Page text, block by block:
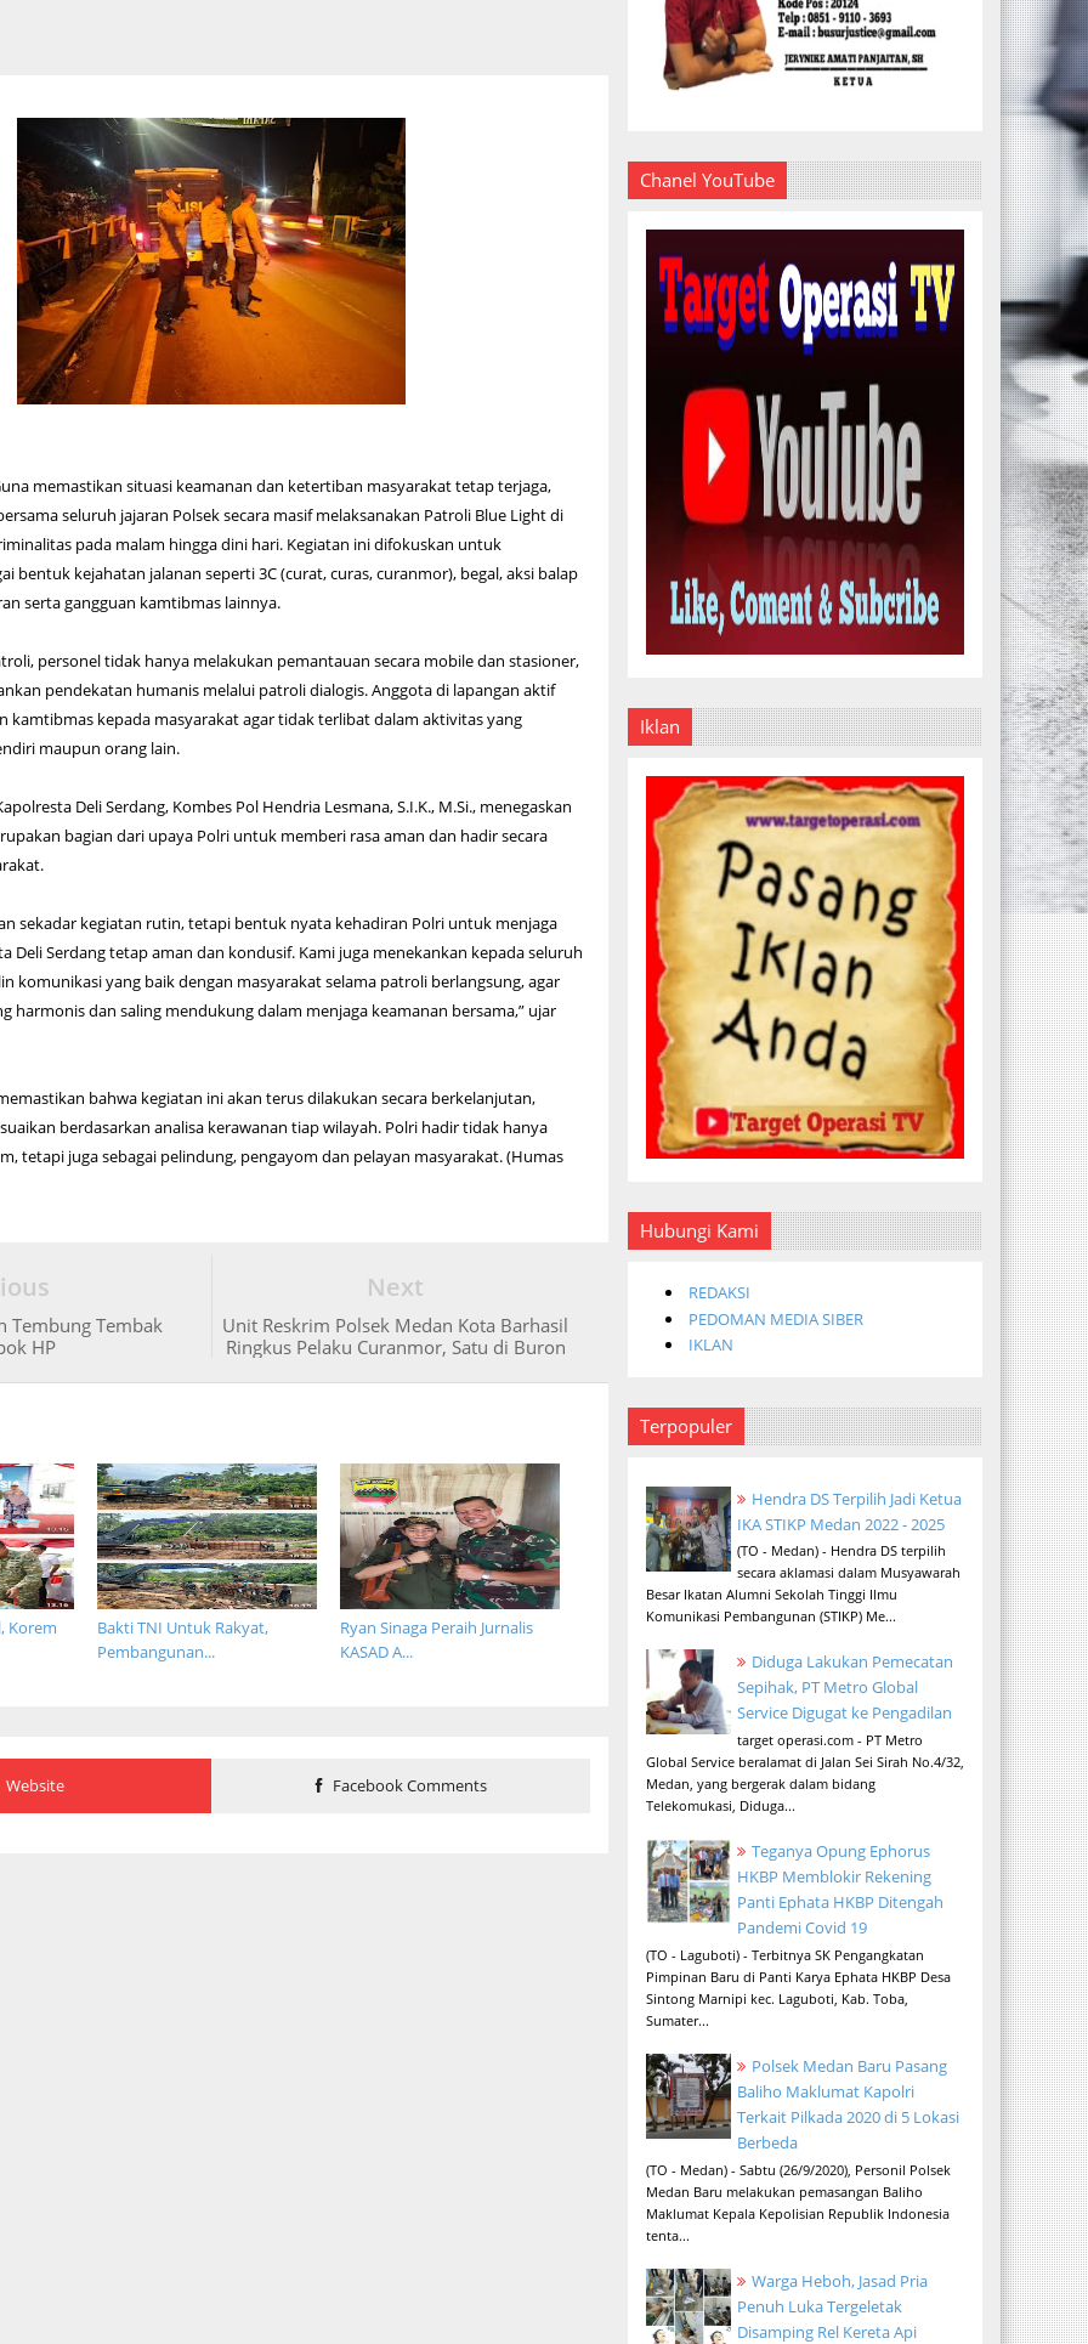
memastikan situasi keamanan dan ketertiban masyarakat tetap terjaga,
seluruh jajaran Polsek secara masif melaksanakan Patroli Blue Light di
pada malam hingga dini hari. Kegiatan ini difokuskan untuk
bentuk kejahatan jalanan seperti 3C (curat, curas, curanmor), begal, aksi balap
serta gangguan kamtibmas lainnya.
personel tidak hanya melakukan pemantauan secara mobile dan stasioner,
pendekatan humanis melalui patroli dialogis. Anggota di lapangan aktif
kamtibmas kepada masyarakat agar tidak terlibat dalam aktivitas yang
maupun orang lain.
Deli Serdang, Kombes Pol Hendria Lesmana, S.I.K., M.Si., menegaskan
bagian dari upaya Polri untuk memberi rasa aman dan hadir secara
sekadar kegiatan rutin, tetapi bentuk nyata kehadiran Polri untuk menjaga
Deli Serdang tetap aman dan kondusif. Kami juga menekankan kepada seluruh
komunikasi yang baik dengan masyarakat selama patroli berlangsung, agar
harmonis dan saling mendukung dalam menjaga keamanan bersama,” ujar
bahwa kegiatan ini akan terus dilakukan secara berkelanjutan,
berdasarkan analisa kerawanan tiap wilayah. Polri hadir tidak hanya
tetapi juga sebagai pelindung, pengayom dan pelayan masyarakat. (Humas
Next
Unit Reskrim Polsek Medan Kota Barhasil
Ringkus Pelaku Curanmor, Satu di Buron
Tembung Tembak
HP
Ryan Sinaga Peraih Jurnalis
KASAD A...
Bakti TNI Untuk Rakyat,
Pembangunan...
Korem
Website Facebook Comments
Chanel YouTube
Iklan
Hubungi Kami
REDAKSI
PEDOMAN MEDIA SIBER
IKLAN
Terpopuler
Hendra DS Terpilih Jadi Ketua
IKA STIKP Medan 2022 - 2025
(TO - Medan) - Hendra DS terpilih
secara aklamasi dalam Musyawarah
Besar Ikatan Alumni Sekolah Tinggi Ilmu
Komunikasi Pembangunan (STIKP) Me...
Diduga Lakukan Pemecatan
Sepihak, PT Metro Global
Service Digugat ke Pengadilan
target operasi.com - PT Metro
Global Service beralamat di Jalan Sei Sirah No.4/32,
Medan, yang bergerak dalam bidang
Telekomukasi, Diduga...
Teganya Opung Ephorus
HKBP Memblokir Rekening
Panti Ephata HKBP Ditengah
Pandemi Covid 19
(TO - Laguboti) - Terbitnya SK Pengangkatan
Pimpinan Baru di Panti Karya Ephata HKBP Desa
Sintong Marnipi kec. Laguboti, Kab. Toba,
Sumater...
Polsek Medan Baru Pasang
Baliho Maklumat Kapolri
Terkait Pilkada 2020 di 5 Lokasi
Berbeda
(TO - Medan) - Sabtu (26/9/2020), Personil Polsek
Medan Baru melakukan pemasangan Baliho
Maklumat Kepala Kepolisian Republik Indonesia
tenta...
Warga Heboh, Jasad Pria
Penuh Luka Tergeletak
Disamping Rel Kereta Api